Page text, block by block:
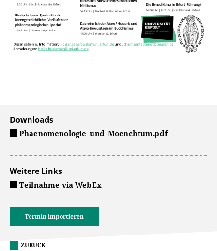
Downloads
Phaenomenologie_und_Moenchtum.pdf
Weitere Links
Teilnahme via WebEx
Termin importieren
ZURÜCK